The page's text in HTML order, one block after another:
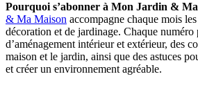
Pourquoi s’abonner à Mon Jardin &
& Ma Maison accompagne chaque mois
décoration et de jardinage. Chaque numéro
d’aménagement intérieur et extérieur, des
maison et le jardin, ainsi que des astuces
et créer un environnement agréable.